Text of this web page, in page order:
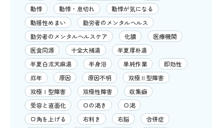
動悸
動悸・息切れ
動悸が気になる
動揺性めまい
勤労者のメンタルヘルス
勤労者のメンタルヘルスケア
化膿
医療機関
医食同源
十全大補湯
半夏厚朴湯
半夏白朮天麻湯
半身浴 単純作業
即効性
厄年
原因 原因不明
双極Ⅱ型障害
双極Ⅰ型障害
双極性障害
収集癖
受容と直面化
口の渇き
口渇
口角を上げる
右利き 右脳
合併症